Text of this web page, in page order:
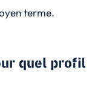
terme.
quel profil